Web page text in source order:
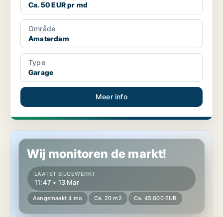
Ca. 50 EUR pr md
Område
Amsterdam
Type
Garage
Meer info
Garage in Amsterdam
Wij monitoren de markt!
LAATST BIJGEWERKT
11:47 • 13 Mar
Aangemaakt 4 mo Ca. 20 m2 Ca. 45,000 EUR